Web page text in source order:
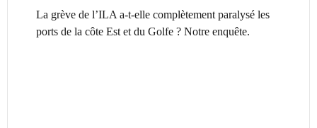
La grève de l’ILA a-t-elle complètement paralysé les
ports de la côte Est et du Golfe ? Notre enquête.